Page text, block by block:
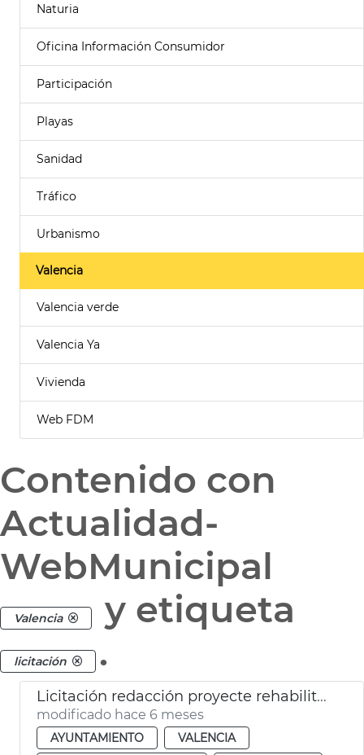
Naturia
Oficina Información Consumidor
Participación
Playas
Sanidad
Tráfico
Urbanismo
Valencia
Valencia verde
Valencia Ya
Vivienda
Web FDM
Contenido con
Actualidad-
WebMunicipal
Valencia y etiqueta
licitación .
Licitación redacción proyecte rehabilitación cubierta Mercado Central València
modificado hace 6 meses
AYUNTAMIENTO
VALENCIA